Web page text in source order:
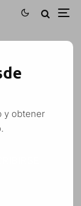
de lectura
con motivos
y obtener